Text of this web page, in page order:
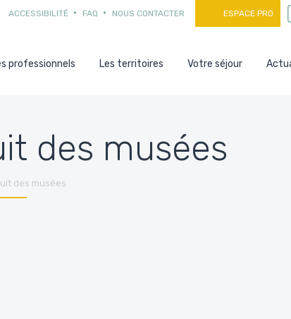
ACCESSIBILITÉ FAQ NOUS CONTACTER ESPACE PRO
professionnels Les territoires Votre séjour
des musées
des musées